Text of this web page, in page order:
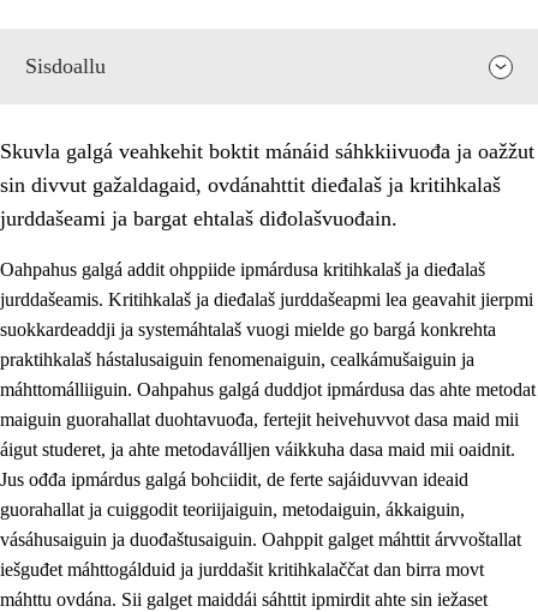
Sisdoallu
1. Oahpahusa árvovuođđu
1.1 Olmmošárvu
1.2 Identitehta ja kultuvrralaš girjáivuohta
1.3 Kritihkalaš jurddašeapmi ja ehtalaš diđolašvuohta
1.4 Hutkanillu, beroštupmi ja suokkardanhuovva
Skuvla galgá veahkehit boktit mánáid sáhkkiivuođa ja oažžut
sin divvut gažaldagaid, ovdánahttit dieđalaš ja kritihkalaš
jurddašeami ja bargat ehtalaš diđolašvuođain.
Oahpahus galgá addit ohppiide ipmárdusa kritihkalaš ja dieđalaš
jurddašeamis. Kritihkalaš ja dieđalaš jurddašeapmi lea geavahit jierpmi
suokkardeaddji ja systemáhtalaš vuogi mielde go bargá konkrehta
praktihkalaš hástalusaiguin fenomenaiguin, cealkámušaiguin ja
máhttomálliiguin. Oahpahus galgá duddjot ipmárdusa das ahte metodat
maiguin guorahallat duohtavuođa, fertejit heivehuvvot dasa maid mii
áigut studeret, ja ahte metodaválljen váikkuha dasa maid mii oaidnit.
Jus ođđa ipmárdus galgá bohciidit, de ferte sajáiduvvan ideaid
guorahallat ja cuiggodit teoriijaiguin, metodaiguin, ákkaiguin,
vásáhusaiguin ja duođaštusaiguin. Oahppit galget máhttit árvvoštallat
iešguđet máhttogálduid ja jurddašit kritihkalaččat dan birra movt
máhttu ovdána. Sii galget maiddái sáhttit ipmirdit ahte sin iežaset